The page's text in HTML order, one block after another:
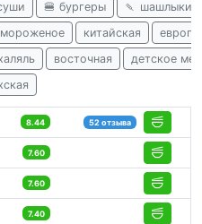
🍔 бургеры
🍡 шашлыки
китайская
восточная
детское
8.44 52 отзыва
7.60
7.60
7.40